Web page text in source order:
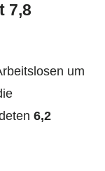
7,8
um
6,2